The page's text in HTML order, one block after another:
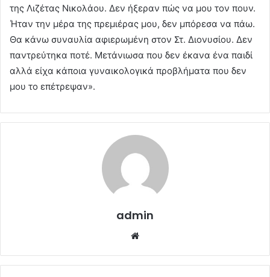
της Λιζέτας Νικολάου. Δεν ήξεραν πώς να μου τον πουν.
Ήταν την μέρα της πρεμιέρας μου, δεν μπόρεσα να πάω.
Θα κάνω συναυλία αφιερωμένη στον Στ. Διονυσίου. Δεν
παντρεύτηκα ποτέ. Μετάνιωσα που δεν έκανα ένα παιδί
αλλά είχα κάποια γυναικολογικά προβλήματα που δεν
μου το επέτρεψαν».
admin